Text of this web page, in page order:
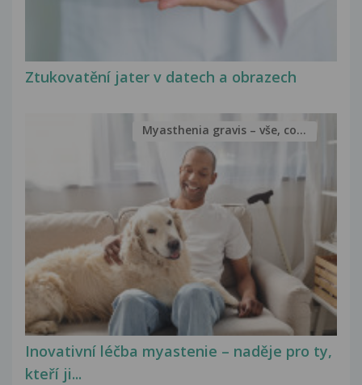
Ztukovatění jater v datech a obrazech
Inovativní léčba myastenie – naděje pro ty,
kteří ji...
Myasthenia gravis – vše, co...